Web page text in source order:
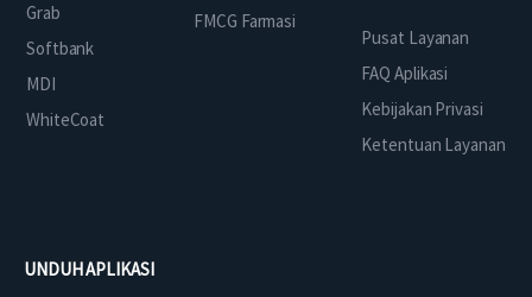
Grab
Softbank
MDI
WhiteCoat
FMCG Farmasi
Pusat Layanan
FAQ Aplikasi
Kebijakan Privasi
Ketentuan Layanan
UNDUH APLIKASI